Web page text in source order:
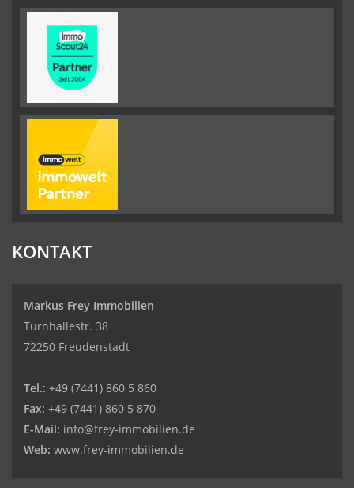
KONTAKT
Markus Frey Immobilien
Turnhallestr. 38
72250 Freudenstadt
Tel.: +49 (7441) 860 5 860
Fax: +49 (7441) 860 5 870
E-Mail: info@frey-immobilien.de
Web: www.frey-immobilien.de